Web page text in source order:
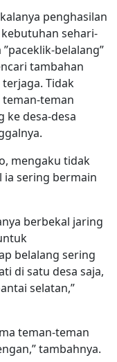
penghasilan
sehari-
belalang”
tambahan
Tidak
teman
ke desa-desa
mengaku tidak
ia sering bermain
berbekal jaring
belalang sering
di satu desa saja,
selatan,”
teman-teman
tambahnya.